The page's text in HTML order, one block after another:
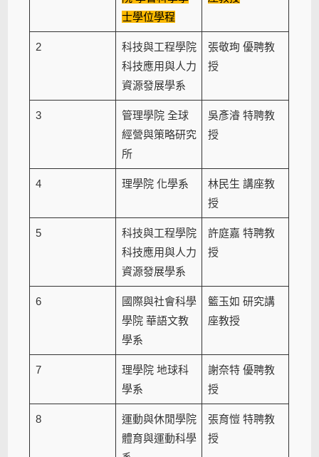
士學位學程
2
科技與工程學院
科技應用與人力
資源發展學系
張敬珣 優聘教
授
3
管理學院 全球
經營與策略研究
所
吳彥濬 特聘教
授
4 理學院 化學系
林民生 講座教
授
5
科技與工程學院
科技應用與人力
資源發展學系
許庭嘉 特聘教
授
6
國際與社會科學
學院 華語文教
學系
籃玉如 研究講
座教授
7
理學院 地球科
學系
謝奈特 優聘教
授
8
運動與休閒學院
體育與運動科學
張育愷 特聘教
授